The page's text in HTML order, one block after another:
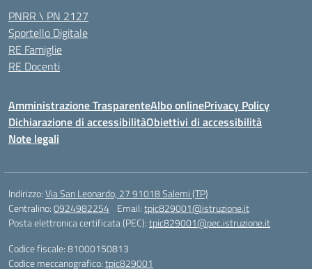
PNRR \ PN 2127
Sportello Digitale
RE Famiglie
RE Docenti
Amministrazione TrasparenteAlbo onlinePrivacy Policy
Dichiarazione di accessibilitàObiettivi di accessibilità
Note legali
Indirizzo:Via San Leonardo, 27 91018 Salemi (TP)
Centralino:0924982254 Email:tpic829001@istruzione.it
Posta elettronica certificata (PEC):tpic829001@pec.istruzione.it
Codice fiscale: 81000150813
Codice meccanografico:tpic829001